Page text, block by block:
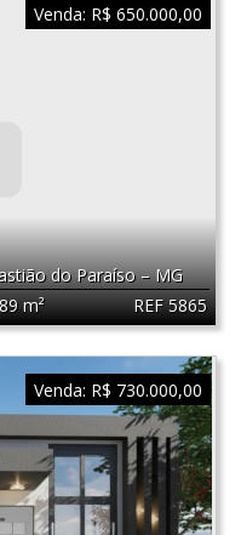
REF 5865
do Paraíso–MG
m²
Venda: R$ 650.000,00
Venda: R$ 730.000,00